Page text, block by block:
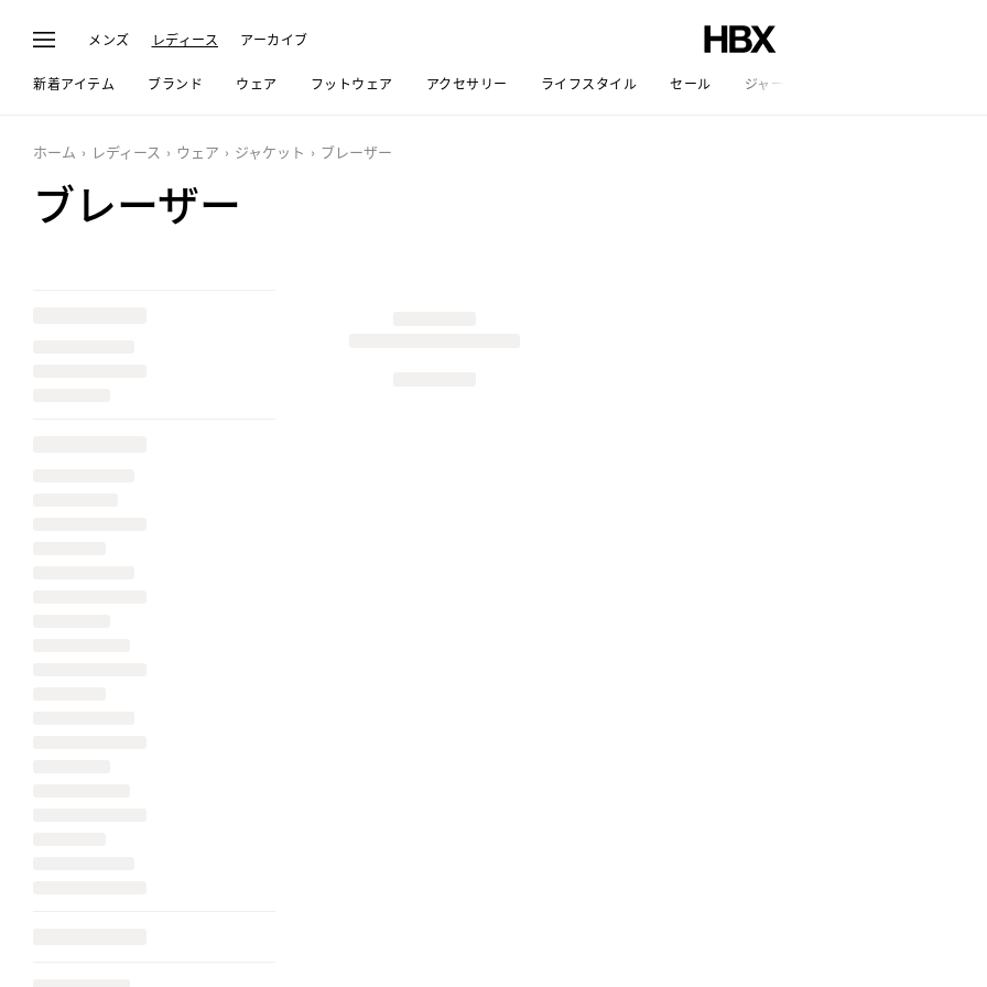
メンズ レディース アーカイブ
新着アイテム ブランド ウェア フットウェア アクセサリー ライフスタイル セール ジャーナル
ホーム レディース ウェア ジャケット ブレーザー
ブレーザー